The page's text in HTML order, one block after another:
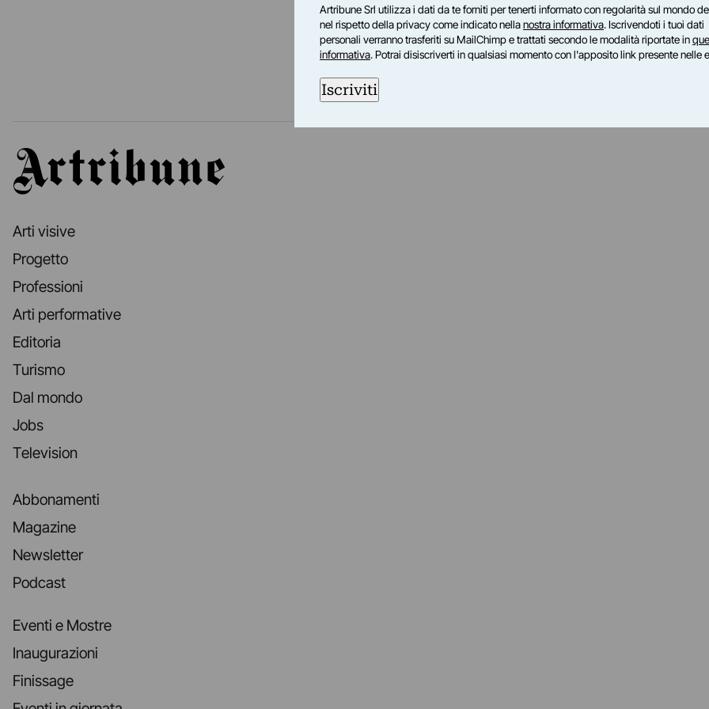
Artribune
Arti visive
Progetto
Professioni
Arti performative
Editoria
Turismo
Dal mondo
Jobs
Television
Abbonamenti
Magazine
Newsletter
Podcast
Eventi e Mostre
Inaugurazioni
Finissage
Artribune Srl utilizza i dati da te forniti per tenerti informato con regolarità sul mondo
nel rispetto della privacy come indicato nellanostra informativa. Iscrivendoti i tuoi dati
personali verranno trasferiti su MailChimp e trattati secondo le modalità riportate in
informativa. Potrai disiscriverti in qualsiasi momento con l'apposito link presente nelle
Iscriviti